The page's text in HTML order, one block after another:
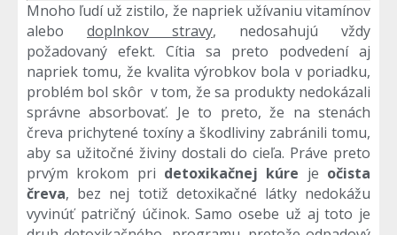
Mnoho ľudí už zistilo, že napriek užívaniu vitamínov
alebo doplnkov stravy, nedosahujú vždy
požadovaný efekt. Cítia sa preto podvedení aj
napriek tomu, že kvalita výrobkov bola v poriadku,
problém bol skôr v tom, že sa produkty nedokázali
správne absorbovať. Je to preto, že na stenách
čreva prichytené toxíny a škodliviny zabránili tomu,
aby sa užitočné živiny dostali do cieľa. Práve preto
prvým krokom pri detoxikačnej kúre je očista
čreva, bez nej totiž detoxikačné látky nedokážu
vyvinúť patričný účinok. Samo osebe už aj toto je